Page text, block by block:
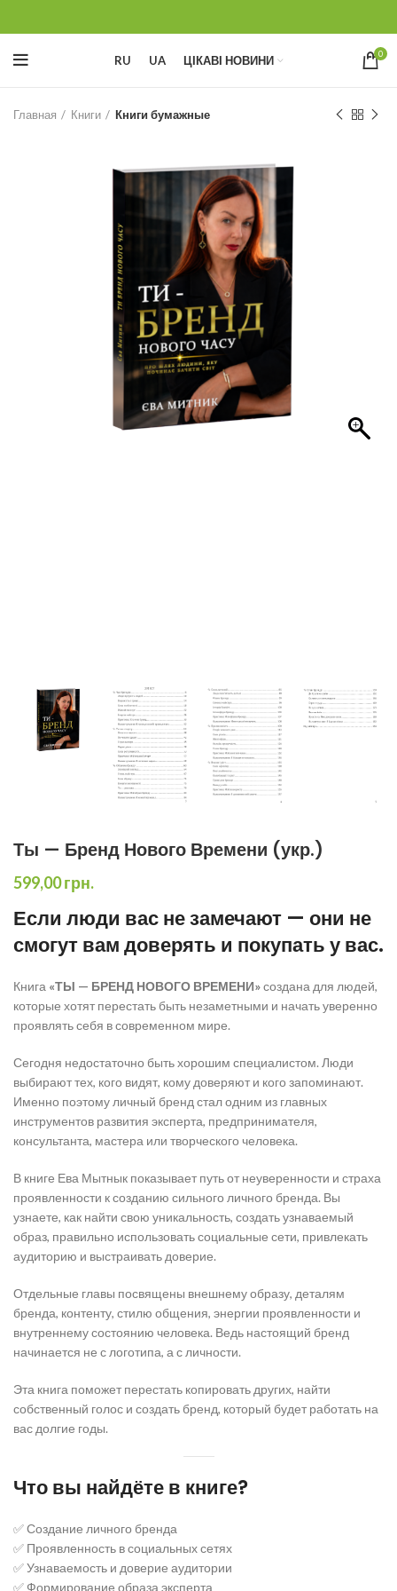
RU UA ЦІКАВІ НОВИНИ 0
Главная Книги Книги бумажные
Ты — Бренд Нового Времени (укр.)
599,00грн.
Если люди вас не замечают — они не
смогут вам доверять и покупать у вас.
Книга «ТЫ — БРЕНД НОВОГО ВРЕМЕНИ»создана для людей,
которые хотят перестать быть незаметными и начать уверенно
проявлять себя в современном мире.
Сегодня недостаточно быть хорошим специалистом. Люди
выбирают тех, кого видят, кому доверяют и кого запоминают.
Именно поэтому личный бренд стал одним из главных
инструментов развития эксперта, предпринимателя,
консультанта, мастера или творческого человека.
В книге Ева Мытнык показывает путь от неуверенности и страха
проявленности к созданию сильного личного бренда. Вы
узнаете, как найти свою уникальность, создать узнаваемый
образ, правильно использовать социальные сети, привлекать
аудиторию и выстраивать доверие.
Отдельные главы посвящены внешнему образу, деталям
бренда, контенту, стилю общения, энергии проявленности и
внутреннему состоянию человека. Ведь настоящий бренд
начинается не с логотипа, а с личности.
Эта книга поможет перестать копировать других, найти
собственный голос и создать бренд, который будет работать на
вас долгие годы.
Что вы найдёте в книге?
✅ Создание личного бренда
✅ Проявленность в социальных сетях
✅ Узнаваемость и доверие аудитории
✅ Формирование образа эксперта